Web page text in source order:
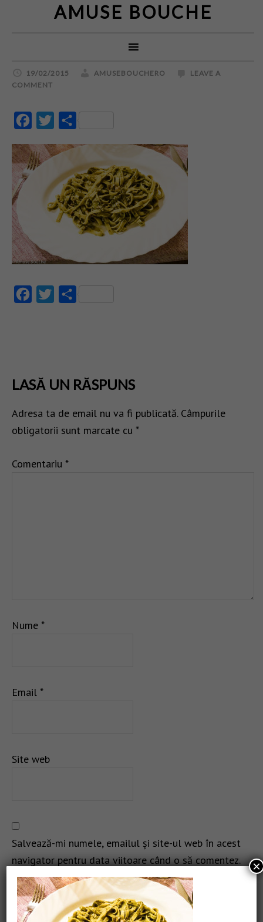
AMUSE BOUCHE
19/02/2015 AMUSEBOUCHERO
LEAVE A
COMMENT
FacebookTwitter
FacebookTwitter
LASĂ UN RĂSPUNS
Adresa ta de email nu va fi publicată. Câmpurile
obligatorii sunt marcate cu *
Comentariu *
Nume *
Email *
Site web
Salvează-mi numele, emailul și site-ul web în acest
navigator pentru data viitoare când o să comentez.
×